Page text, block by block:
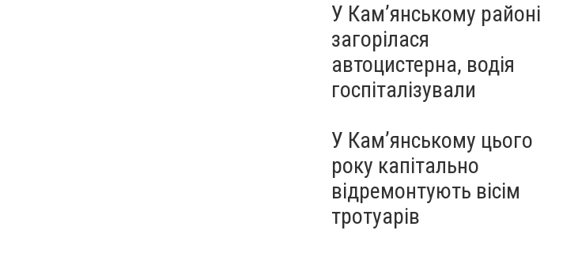
У Кам’янському районі
загорілася
автоцистерна, водія
госпіталізували
У Кам’янському цього
року капітально
відремонтують вісім
тротуарів